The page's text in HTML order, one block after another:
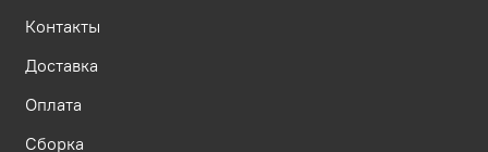
Контакты
Доставка
Оплата
Сборка